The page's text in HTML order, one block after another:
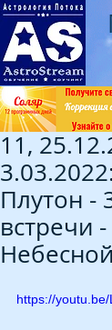
11,
Плутон -
встречи
https://